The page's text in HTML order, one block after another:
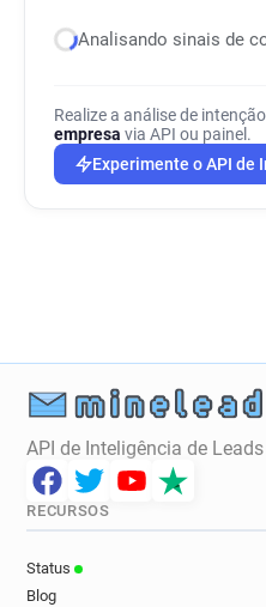
m*****@lancashire.gov.uk
c*******@lancashire.gov.uk
t******@lancashire.gov.uk
Analisando sinais de
Realize a análise de
empresa via API ou painel.
Experimente o API de
API de Inteligência de
RECURSOS
Status
Blog